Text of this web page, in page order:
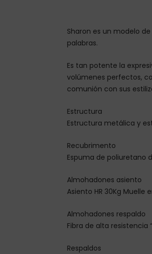
Sharon es un modelo
palabras.
Es tan potente la
volúmenes perfectos,
comunión con sus
Estructura
Estructura metálica y
Recubrimento
Espuma de poliuretano
Almohadones asiento
Asiento HR 30Kg Muelle
Almohadones respaldo
Fibra de alta resistencia
Respaldos